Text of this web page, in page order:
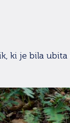
ki je bila ubita